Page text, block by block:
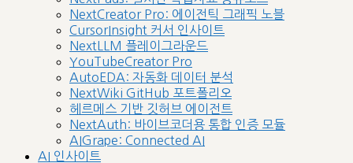
menuNextCreator Pro: 에이전틱 그래픽 노블
CursorInsight 커서 인사이트
NextLLM 플레이그라운드
YouTubeCreator Pro
AutoEDA: 자동화 데이터 분석
NextWiki GitHub 포트폴리오
헤르메스 기반 깃허브 에이전트
NextAuth: 바이브코더용 통합 인증 모듈
AIGrape: Connected AI
AI 인사이트